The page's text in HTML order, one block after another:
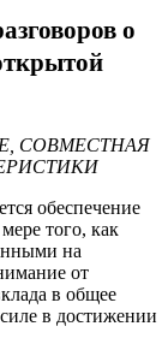
о
СОВМЕСТНАЯ
обеспечение
того, как
на
от
в общее
в достижении